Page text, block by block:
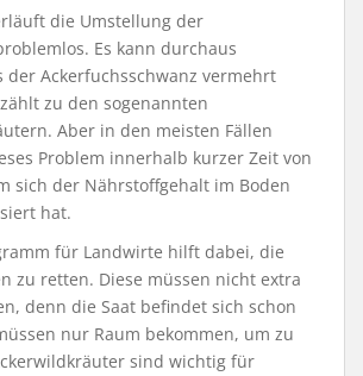
die Umstellung der
Es kann durchaus
der Ackerfuchsschwanz vermehrt
zu den sogenannten
Aber in den meisten Fällen
Problem innerhalb kurzer Zeit von
sich der Nährstoffgehalt im Boden
hat.
für Landwirte hilft dabei, die
zu retten. Diese müssen nicht extra
denn die Saat befindet sich schon
nur Raum bekommen, um zu
sind wichtig für